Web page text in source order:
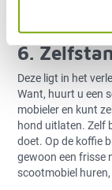
mee te doen aan
immers gewoon
6.
Deze ligt in het
Want, huurt u een
mobieler en kunt
hond uitlaten. Zelf
doet. Op de koffie
gewoon een frisse
scootmobiel